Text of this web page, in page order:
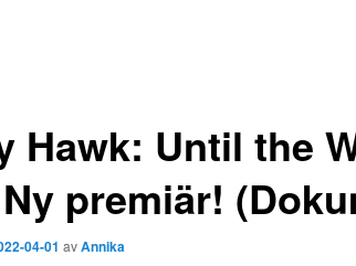
Hawk: Until the
premiär!
04-01 avAnnika